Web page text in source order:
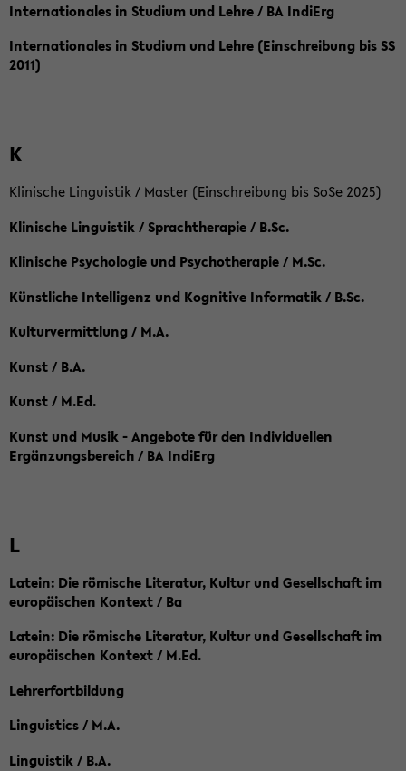
Internationales in Studium und Lehre / BA IndiErg
Internationales in Studium und Lehre (Einschreibung bis SS
2011)
K
Klinische Linguistik / Master (Einschreibung bis SoSe 2025)
Klinische Linguistik / Sprachtherapie / B.Sc.
Klinische Psychologie und Psychotherapie / M.Sc.
Künstliche Intelligenz und Kognitive Informatik / B.Sc.
Kulturvermittlung / M.A.
Kunst / B.A.
Kunst / M.Ed.
Kunst und Musik - Angebote für den Individuellen
Ergänzungsbereich / BA IndiErg
L
Latein: Die römische Literatur, Kultur und Gesellschaft im
europäischen Kontext / Ba
Latein: Die römische Literatur, Kultur und Gesellschaft im
europäischen Kontext / M.Ed.
Lehrerfortbildung
Linguistics / M.A.
Linguistik / B.A.